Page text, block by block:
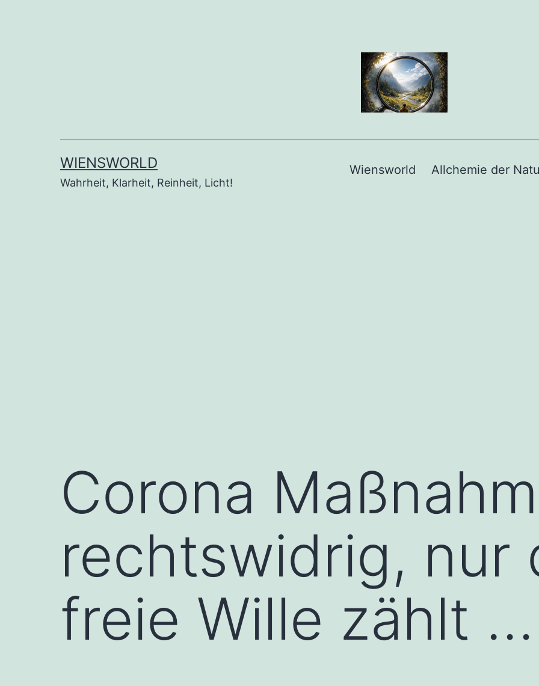
WIENSWORLD
Wahrheit, Klarheit, Reinheit, Licht!
Wiensworld Allchemie der
Corona
rechtswidrig, nur
freie Wille zählt …